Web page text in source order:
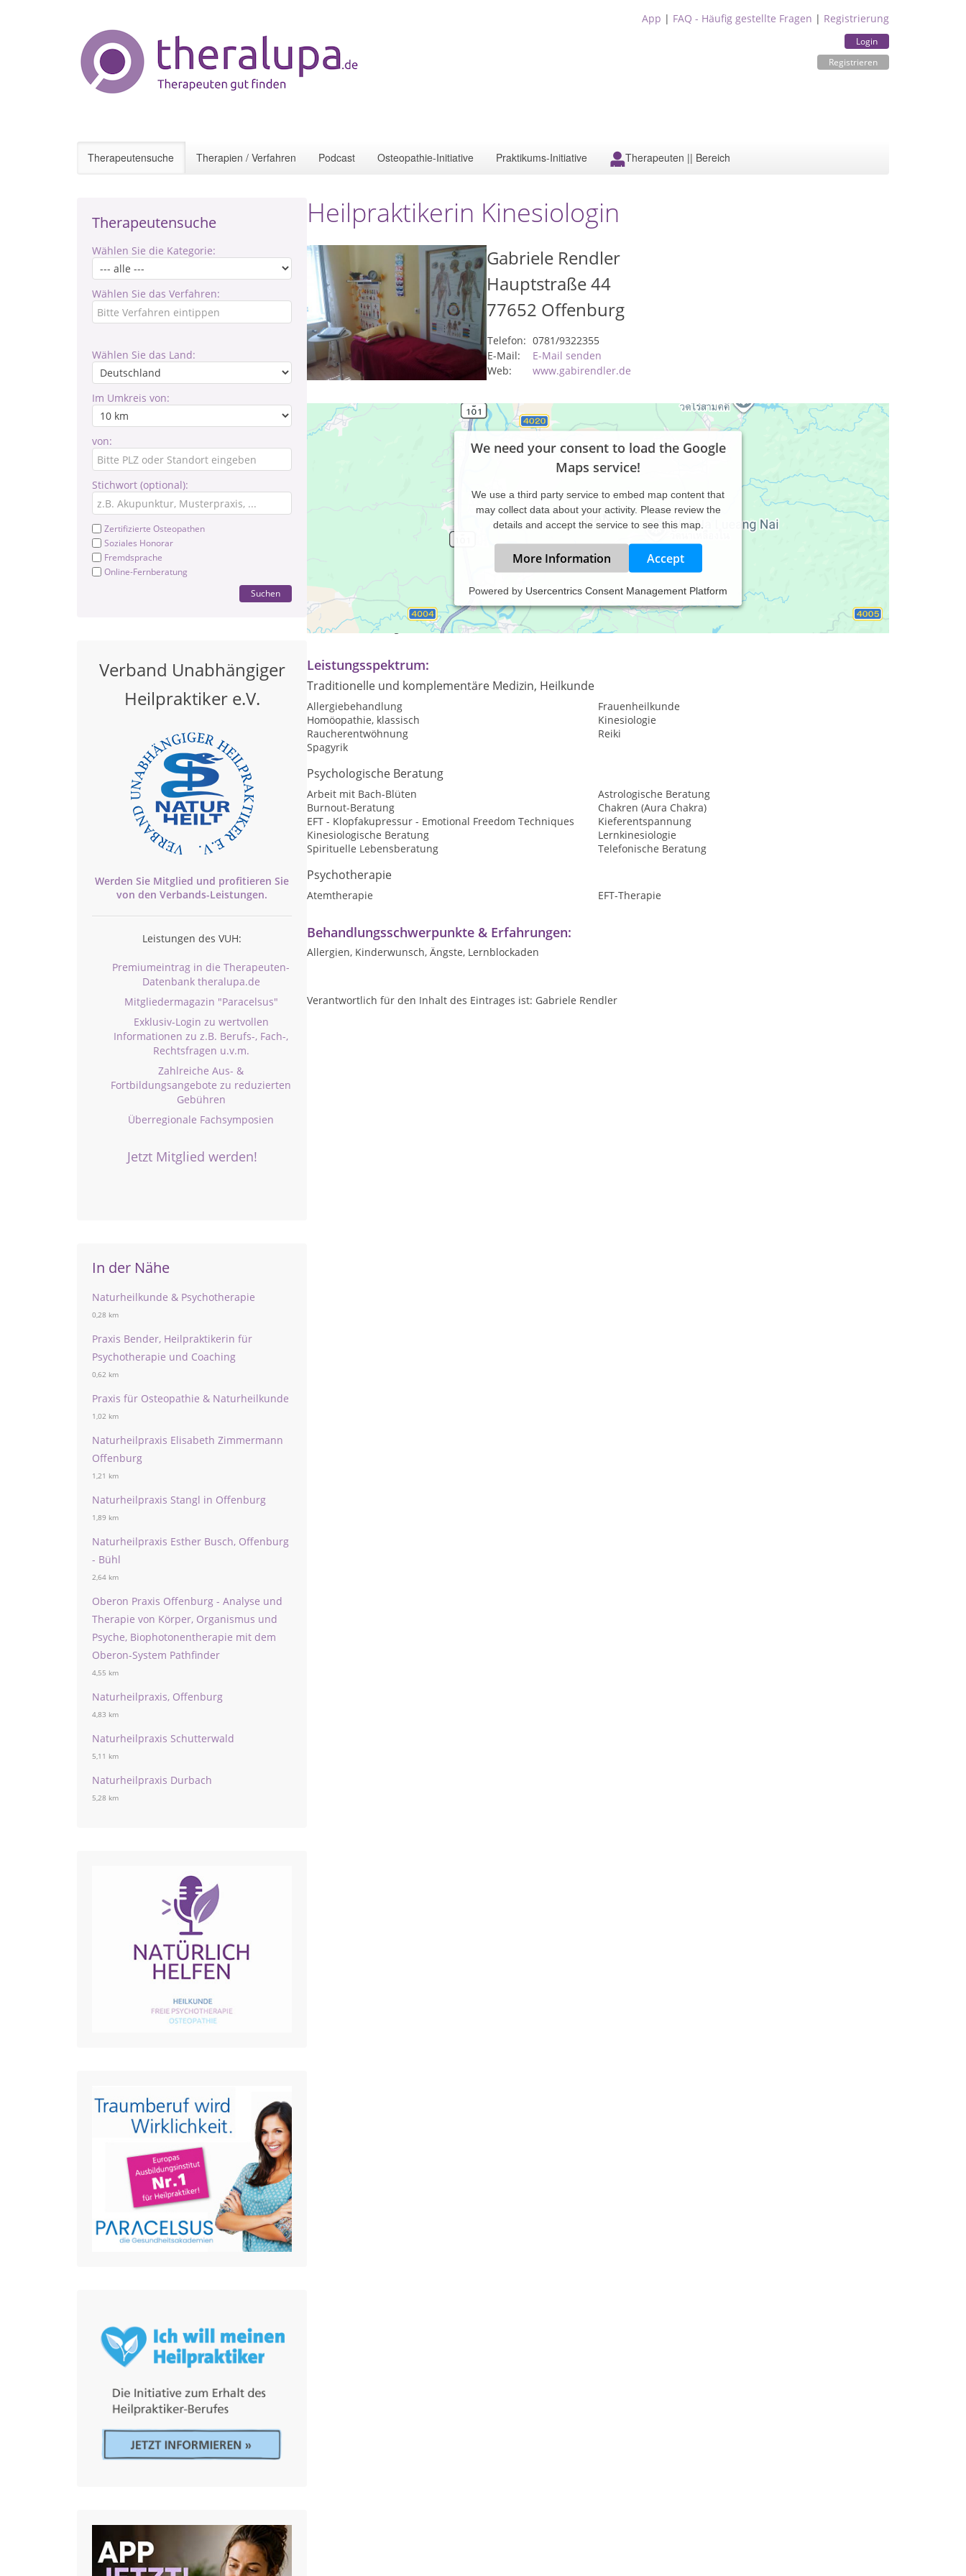
App | FAQ - Häufig gestellte Fragen | Registrierung
Login
Registrieren
Therapeutensuche Therapien / Verfahren Podcast Osteopathie-Initiative Praktikums-Initiative Therapeuten || Bereich
Therapeutensuche
Wählen Sie die Kategorie:
Wählen Sie das Verfahren:
Wählen Sie das Land:
Im Umkreis von:
von:
Stichwort (optional):
Zertifizierte Osteopathen
Soziales Honorar
Fremdsprache
Online-Fernberatung
Suchen
Verband Unabhängiger
Heilpraktiker e.V.
Werden Sie Mitglied und profitieren Sie
von den Verbands-Leistungen.
Leistungen des VUH:
Premiumeintrag in die Therapeuten-
Datenbank theralupa.de
Mitgliedermagazin "Paracelsus"
Exklusiv-Login zu wertvollen
Informationen zu z.B. Berufs-, Fach-,
Rechtsfragen u.v.m.
Zahlreiche Aus- &
Fortbildungsangebote zu reduzierten
Gebühren
Überregionale Fachsymposien
Jetzt Mitglied werden!
In der Nähe
Naturheilkunde & Psychotherapie
0,28 km
Praxis Bender, Heilpraktikerin für
Psychotherapie und Coaching
0,62 km
Praxis für Osteopathie & Naturheilkunde
1,02 km
Naturheilpraxis Elisabeth Zimmermann
Offenburg
1,21 km
Naturheilpraxis Stangl in Offenburg
1,89 km
Naturheilpraxis Esther Busch, Offenburg
- Bühl
2,64 km
Oberon Praxis Offenburg - Analyse und
Therapie von Körper, Organismus und
Psyche, Biophotonentherapie mit dem
Oberon-System Pathfinder
4,55 km
Naturheilpraxis, Offenburg
4,83 km
Naturheilpraxis Schutterwald
5,11 km
Naturheilpraxis Durbach
5,28 km
Heilpraktikerin Kinesiologin
Gabriele Rendler
Hauptstraße 44
77652 Offenburg
Telefon: 0781/9322355
E-Mail:
E-Mail senden
Web:
www.gabirendler.de
We need your consent to load the Google
Maps service!
We use a third party service to embed map content that
may collect data about your activity. Please review the
details and accept the service to see this map.
More Information Accept
Powered by Usercentrics Consent Management Platform
Praxiszeiten:
nach Vereinbarung
Leistungsspektrum:
Traditionelle und komplementäre Medizin, Heilkunde
Allergiebehandlung
Frauenheilkunde
Homöopathie, klassisch
Kinesiologie
Raucherentwöhnung
Reiki
Spagyrik
Psychologische Beratung
Arbeit mit Bach-Blüten
Astrologische Beratung
Burnout-Beratung
Chakren (Aura Chakra)
EFT - Klopfakupressur - Emotional Freedom Techniques
Kieferentspannung
Kinesiologische Beratung
Lernkinesiologie
Spirituelle Lebensberatung
Telefonische Beratung
Psychotherapie
Atemtherapie EFT-Therapie
Behandlungsschwerpunkte & Erfahrungen:
Allergien, Kinderwunsch, Ängste, Lernblockaden
Verantwortlich für den Inhalt des Eintrages ist: Gabriele Rendler